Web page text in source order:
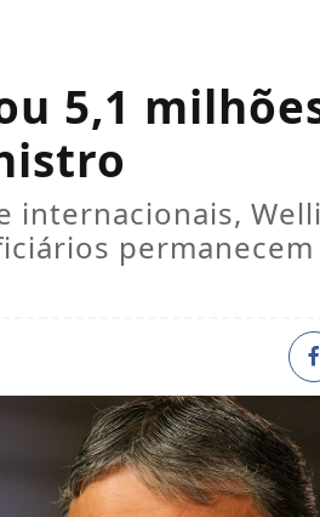
5,1
internacionais,